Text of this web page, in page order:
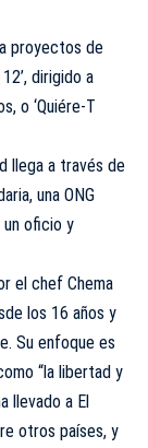
proyectos de
dirigido a
o ‘Quiére-T
llega a través de
una ONG
un oficio y
el chef Chema
los 16 años y
Su enfoque es
“la libertad y
llevado a El
otros países, y